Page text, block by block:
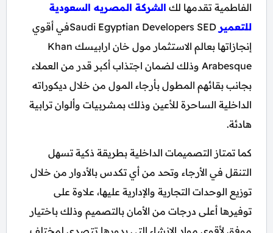
الفاطمية تقدمها لك الشركة المصريه السعودية
للتعمير
Saudi Egyptian Developers SEDفي أقوي
إنجازاتها بعالم الاستثمار مول خان ارابيسك Khan
Arabesque وذلك لضمان اجتذاب أكبر قدر من العملاء
بجانب بقائهم المطول بأرجاء المول من خلال ديكوراته
الداخلية الساحرة للأعين وذلك بمشربيات وألوان ترابية
هادئة.
كما تمتاز التصميمات الداخلية بطريقة ذكية تسهل
التنقل في الأرجاء وتحد من أي تكدس بالأدوار من خلال
توزيع الوحدات التجارية والإدارية عليها، علاوة على
توفيرها أعلى درجات من الأمان بالتصميم وذلك باختيار
موفق لأقوي مواد الإنشاء التي بدورها تتصدي لمختلف